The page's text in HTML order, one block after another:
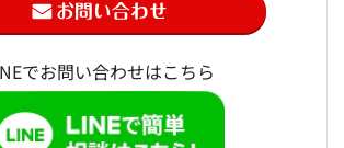
でお問い合わせはこちら